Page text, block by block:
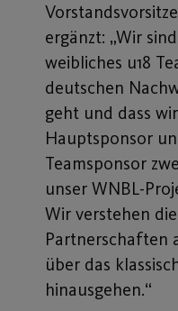
ergänzt: „Wir
weibliches u18
deutschen
geht und dass
Hauptsponsor
Teamsponsor
unser WNBL-
Wir verstehen
Partnerschaften
über das
hinausgehen.“